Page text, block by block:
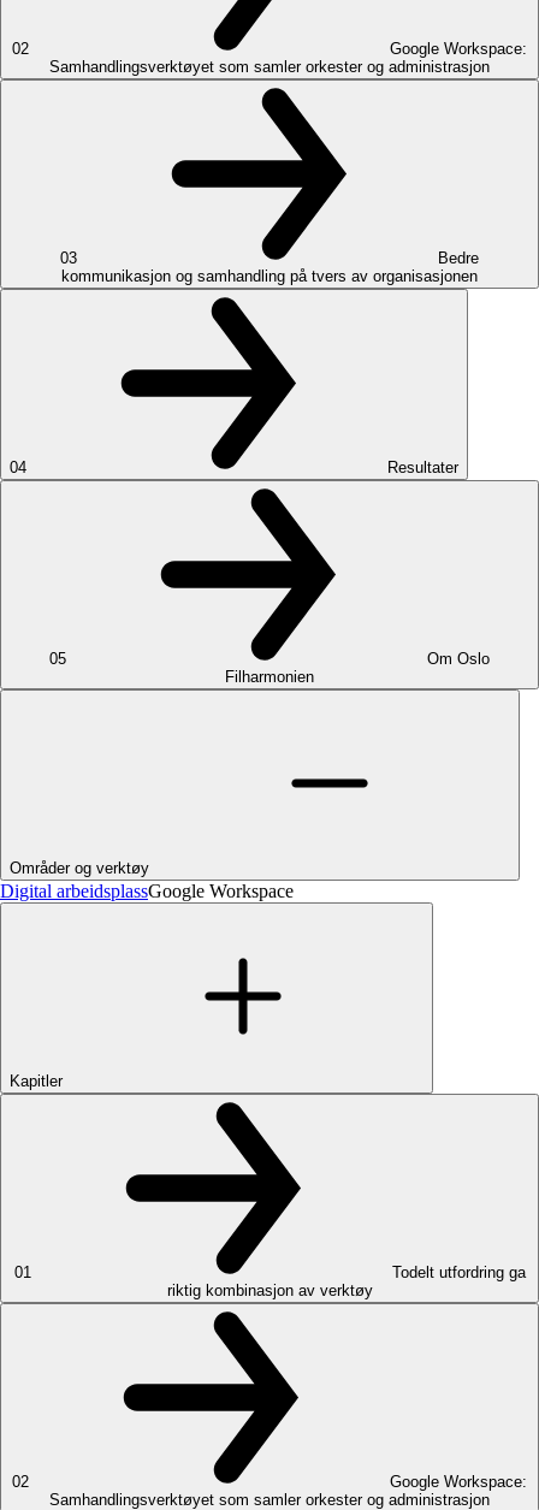
02
Google Workspace:
Samhandlingsverktøyet som samler orkester og administrasjon
03
Bedre
kommunikasjon og samhandling på tvers av organisasjonen
04 Resultater
05
Om Oslo
Filharmonien
Områder og verktøy
Digital arbeidsplassGoogle Workspace
Kapitler
01
Todelt utfordring ga
riktig kombinasjon av verktøy
02
Google Workspace:
Samhandlingsverktøyet som samler orkester og administrasjon